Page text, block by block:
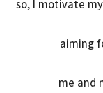
so, I motivate
aiming
me and